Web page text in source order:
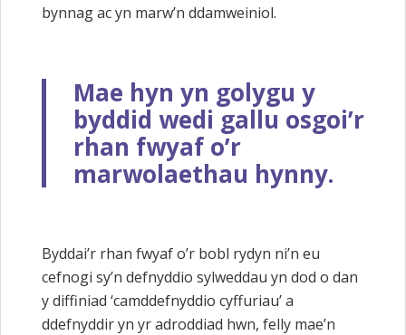
bynnag ac yn marw’n ddamweiniol.
Mae hyn yn golygu y
byddid wedi gallu osgoi’r
rhan fwyaf o’r
marwolaethau hynny.
Byddai’r rhan fwyaf o’r bobl rydyn ni’n eu
cefnogi sy’n defnyddio sylweddau yn dod o dan
y diffiniad ‘camddefnyddio cyffuriau’ a
ddefnyddir yn yr adroddiad hwn, felly mae’n